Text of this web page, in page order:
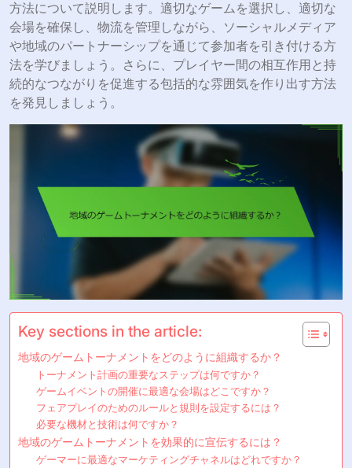
方法について説明します。適切なゲームを選択し、適切な
会場を確保し、物流を管理しながら、ソーシャルメディア
や地域のパートナーシップを通じて参加者を引き付ける方
法を学びましょう。さらに、プレイヤー間の相互作用と持
続的なつながりを促進する包括的な雰囲気を作り出す方法
を発見しましょう。
Key sections in the article:
地域のゲームトーナメントをどのように組織するか？
トーナメント計画の重要なステップは何ですか？
ゲームイベントの開催に最適な会場はどこですか？
フェアプレイのためのルールと規則を設定するには？
必要な機材と技術は何ですか？
地域のゲームトーナメントを効果的に宣伝するには？
ゲーマーに最適なマーケティングチャネルはどれですか？